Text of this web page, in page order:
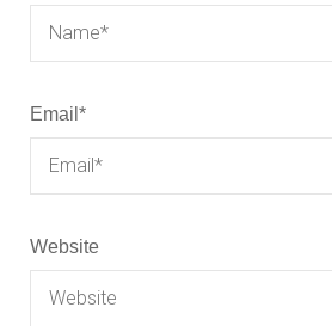
Email *
Website